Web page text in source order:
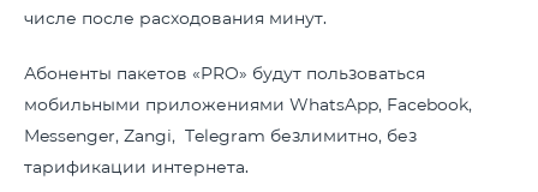
числе после расходования минут.
Абоненты пакетов «PRO» будут пользоваться
мобильными приложениями WhatsApp, Facebook,
Messenger, Zangi, Telegram безлимитно, без
тарификации интернета.